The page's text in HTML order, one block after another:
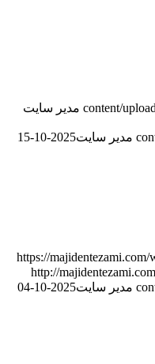
content/ مدیر سایت
مدیر سایت
2025-10-15
https://
http://
مدیر سایت
2025-10-04